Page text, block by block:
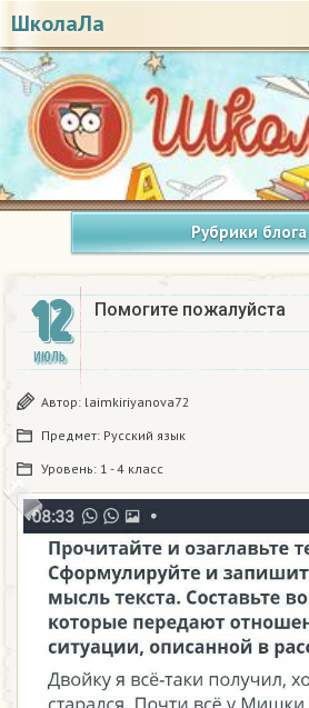
ШколаЛа
Рубрики блога
12
ИЮЛЬ
Помогите пожалуйста ​
Автор: laimkiriyanova72
Предмет: Русский язык
Уровень: 1 - 4 класс